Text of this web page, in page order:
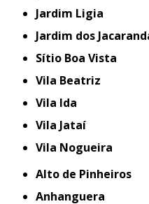
Jardim Ligia
Jardim dos
Sítio Boa Vista
Vila Beatriz
Vila Ida
Vila Jataí
Vila Nogueira
Alto de Pinheiros
Anhanguera